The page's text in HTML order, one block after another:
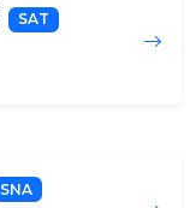
SAT
SNA